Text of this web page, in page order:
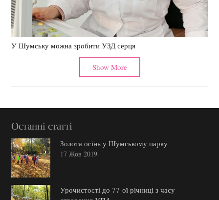
У Шумську можна зробити УЗД серця
Show More
Останні статті
Золота осінь у Шумському парку
17 Жов 2019
Урочистості до 77-ої річниці з часу